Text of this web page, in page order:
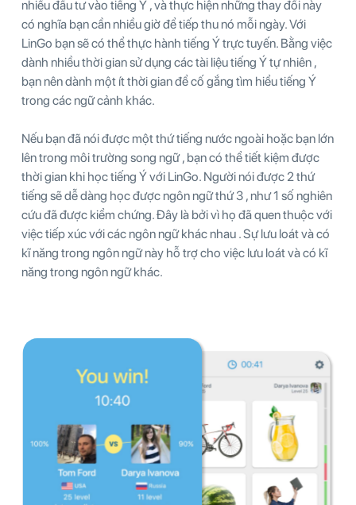
nhiều đầu tư vào tiếng Ý , và thực hiện những thay đổi này
có nghĩa bạn cần nhiều giờ để tiếp thu nó mỗi ngày. Với
LinGo bạn sẽ có thể thực hành tiếng Ý trực tuyến. Bằng việc
dành nhiều thời gian sử dụng các tài liệu tiếng Ý tự nhiên ,
bạn nên dành một ít thời gian để cố gắng tìm hiểu tiếng Ý
trong các ngữ cảnh khác.
Nếu bạn đã nói được một thứ tiếng nước ngoài hoặc bạn lớn
lên trong môi trường song ngữ , bạn có thể tiết kiệm được
thời gian khi học tiếng Ý với LinGo. Người nói được 2 thứ
tiếng sẽ dễ dàng học được ngôn ngữ thứ 3 , như 1 số nghiên
cứu đã được kiểm chứng. Đây là bởi vì họ đã quen thuộc với
việc tiếp xúc với các ngôn ngữ khác nhau . Sự lưu loát và có
kĩ năng trong ngôn ngữ này hỗ trợ cho việc lưu loát và có kĩ
năng trong ngôn ngữ khác.